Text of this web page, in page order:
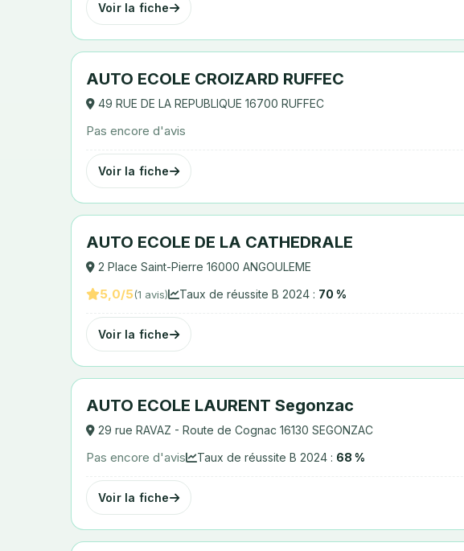
Voir la fiche
AUTO ECOLE CROIZARD RUFFEC
49 RUE DE LA REPUBLIQUE 16700 RUFFEC
Pas encore d'avis
Voir la fiche
AUTO ECOLE DE LA CATHEDRALE
2 Place Saint-Pierre 16000 ANGOULEME
5,0/5(1 avis) Taux de réussite B 2024 : 70 %
Voir la fiche
AUTO ECOLE LAURENT Segonzac
29 rue RAVAZ - Route de Cognac 16130 SEGONZAC
Pas encore d'avis Taux de réussite B 2024 : 68 %
Voir la fiche